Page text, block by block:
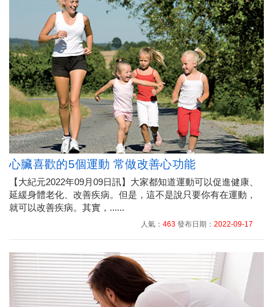
心臟喜歡的5個運動 常做改善心功能
【大紀元2022年09月09日訊】大家都知道運動可以促進健康、
延緩身體老化、改善疾病。但是，這不是說只要你有在運動，
就可以改善疾病。其實，......
人氣： 463 發布日期： 2022-09-17